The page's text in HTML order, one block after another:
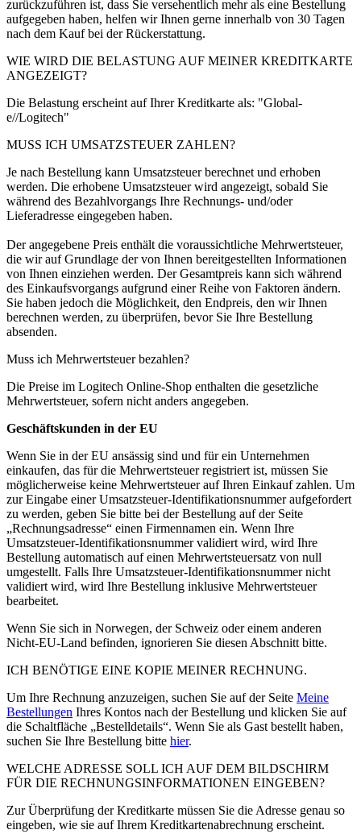
zurückzuführen ist, dass Sie versehentlich mehr als eine Bestellung
aufgegeben haben, helfen wir Ihnen gerne innerhalb von 30 Tagen
nach dem Kauf bei der Rückerstattung.
WIE WIRD DIE BELASTUNG AUF MEINER KREDITKARTE
ANGEZEIGT?
Die Belastung erscheint auf Ihrer Kreditkarte als: "Global-
e//Logitech"
MUSS ICH UMSATZSTEUER ZAHLEN?
Je nach Bestellung kann Umsatzsteuer berechnet und erhoben
werden. Die erhobene Umsatzsteuer wird angezeigt, sobald Sie
während des Bezahlvorgangs Ihre Rechnungs- und/oder
Lieferadresse eingegeben haben.
Der angegebene Preis enthält die voraussichtliche Mehrwertsteuer,
die wir auf Grundlage der von Ihnen bereitgestellten Informationen
von Ihnen einziehen werden. Der Gesamtpreis kann sich während
des Einkaufsvorgangs aufgrund einer Reihe von Faktoren ändern.
Sie haben jedoch die Möglichkeit, den Endpreis, den wir Ihnen
berechnen werden, zu überprüfen, bevor Sie Ihre Bestellung
absenden.
Muss ich Mehrwertsteuer bezahlen?
Die Preise im Logitech Online-Shop enthalten die gesetzliche
Mehrwertsteuer, sofern nicht anders angegeben.
Geschäftskunden in der EU
Wenn Sie in der EU ansässig sind und für ein Unternehmen
einkaufen, das für die Mehrwertsteuer registriert ist, müssen Sie
möglicherweise keine Mehrwertsteuer auf Ihren Einkauf zahlen. Um
zur Eingabe einer Umsatzsteuer-Identifikationsnummer aufgefordert
zu werden, geben Sie bitte bei der Bestellung auf der Seite
„Rechnungsadresse“ einen Firmennamen ein. Wenn Ihre
Umsatzsteuer-Identifikationsnummer validiert wird, wird Ihre
Bestellung automatisch auf einen Mehrwertsteuersatz von null
umgestellt. Falls Ihre Umsatzsteuer-Identifikationsnummer nicht
validiert wird, wird Ihre Bestellung inklusive Mehrwertsteuer
bearbeitet.
Wenn Sie sich in Norwegen, der Schweiz oder einem anderen
Nicht-EU-Land befinden, ignorieren Sie diesen Abschnitt bitte.
ICH BENÖTIGE EINE KOPIE MEINER RECHNUNG.
Um Ihre Rechnung anzuzeigen, suchen Sie auf der Seite Meine
Bestellungen Ihres Kontos nach der Bestellung und klicken Sie auf
die Schaltfläche „Bestelldetails“. Wenn Sie als Gast bestellt haben,
suchen Sie Ihre Bestellung bitte hier.
WELCHE ADRESSE SOLL ICH AUF DEM BILDSCHIRM
FÜR DIE RECHNUNGSINFORMATIONEN EINGEBEN?
Zur Überprüfung der Kreditkarte müssen Sie die Adresse genau so
eingeben, wie sie auf Ihrem Kreditkartenabrechnung erscheint.